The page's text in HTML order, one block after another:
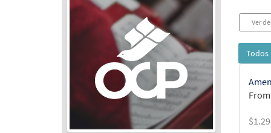
Ver
$1.29